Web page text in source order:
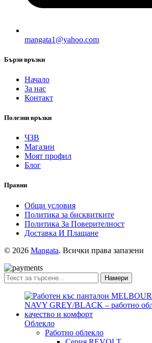
mangata1@yahoo.com
Бързи връзки
Начало
За нас
Контакт
Полезни връзки
ЧЗВ
Магазин
Моят профил
Блог
Правни
Общи условия
Политика за бисквитките
Политика За Поверителност
Доставка И Плащане
© 2026 Mangata. Всички права запазени
Намери
Облекло
Работно облекло